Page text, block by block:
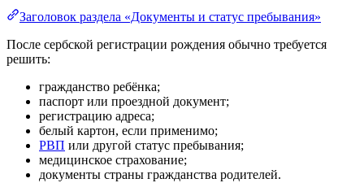
Заголовок раздела «Документы и статус пребывания»
После сербской регистрации рождения обычно требуется
решить:
гражданство ребёнка;
паспорт или проездной документ;
регистрацию адреса;
белый картон, если применимо;
РВП или другой статус пребывания;
медицинское страхование;
документы страны гражданства родителей.